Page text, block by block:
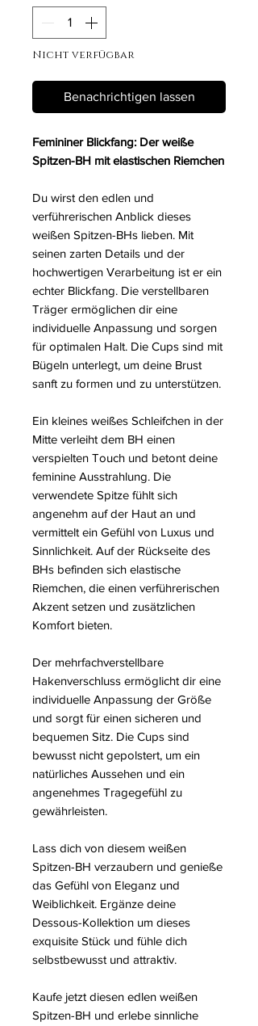
Nicht verfügbar
Benachrichtigen lassen
Femininer Blickfang: Der weiße
Spitzen-BH mit elastischen Riemchen
Du wirst den edlen und
verführerischen Anblick dieses
weißen Spitzen-BHs lieben. Mit
seinen zarten Details und der
hochwertigen Verarbeitung ist er ein
echter Blickfang. Die verstellbaren
Träger ermöglichen dir eine
individuelle Anpassung und sorgen
für optimalen Halt. Die Cups sind mit
Bügeln unterlegt, um deine Brust
sanft zu formen und zu unterstützen.
Ein kleines weißes Schleifchen in der
Mitte verleiht dem BH einen
verspielten Touch und betont deine
feminine Ausstrahlung. Die
verwendete Spitze fühlt sich
angenehm auf der Haut an und
vermittelt ein Gefühl von Luxus und
Sinnlichkeit. Auf der Rückseite des
BHs befinden sich elastische
Riemchen, die einen verführerischen
Akzent setzen und zusätzlichen
Komfort bieten.
Der mehrfachverstellbare
Hakenverschluss ermöglicht dir eine
individuelle Anpassung der Größe
und sorgt für einen sicheren und
bequemen Sitz. Die Cups sind
bewusst nicht gepolstert, um ein
natürliches Aussehen und ein
angenehmes Tragegefühl zu
gewährleisten.
Lass dich von diesem weißen
Spitzen-BH verzaubern und genieße
das Gefühl von Eleganz und
Weiblichkeit. Ergänze deine
Dessous-Kollektion um dieses
exquisite Stück und fühle dich
selbstbewusst und attraktiv.
Kaufe jetzt diesen edlen weißen
Spitzen-BH und erlebe sinnliche